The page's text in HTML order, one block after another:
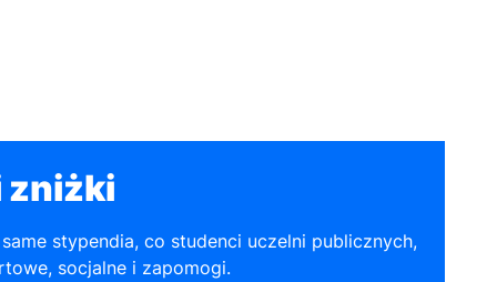
zniżki
stypendia, co studenci uczelni publicznych,
socjalne i zapomogi.